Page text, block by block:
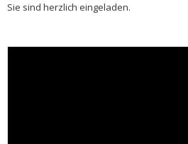
Sie sind herzlich eingeladen.